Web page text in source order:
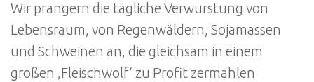
Wir prangern die tägliche Verwurstung von
Lebensraum, von Regenwäldern, Sojamassen
und Schweinen an, die gleichsam in einem
großen ‚Fleischwolf‘ zu Profit zermahlen